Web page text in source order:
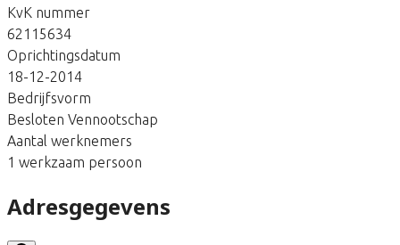
KvK nummer
62115634
Oprichtingsdatum
18-12-2014
Bedrijfsvorm
Besloten Vennootschap
Aantal werknemers
1 werkzaam persoon
Adresgegevens